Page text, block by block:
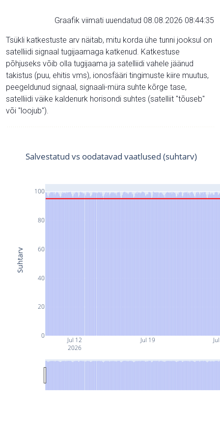
Graafik viimati uuendatud 08.08.2026 08:44:35
Tsükli katkestuste arv näitab, mitu korda ühe tunni jooksul on
satelliidi signaal tugijaamaga katkenud. Katkestuse
põhjuseks võib olla tugijaama ja satelliidi vahele jäänud
takistus (puu, ehitis vms), ionosfääri tingimuste kiire muutus,
peegeldunud signaal, signaali-müra suhte kõrge tase,
satelliidi väike kaldenurk horisondi suhtes (satelliit "tõuseb"
või "loojub").
Jul 12
2026
Jul 19
0
20
40
60
80
100
Salvestatud vs oodatavad vaatlused (suhtarv)
Suhtarv